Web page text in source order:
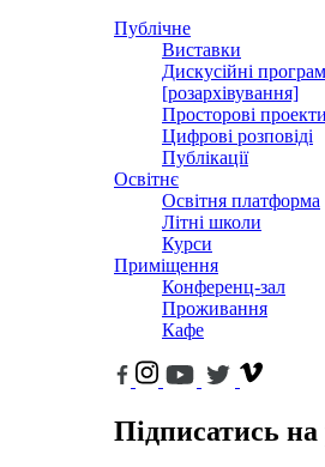
Публічне
Виставки
Дискусійні
[розархівування]
Просторові проекти
Цифрові розповіді
Публікації
Освітнє
Освітня платформа
Літні школи
Курси
Приміщення
Конференц-зал
Проживання
Кафе
Підписатись на